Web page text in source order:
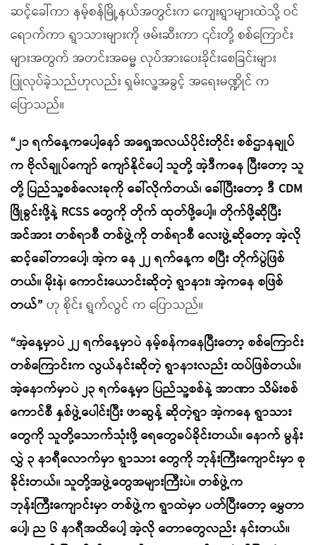
ဆင့်ခေါ်ကာ နမ့်စန်မြို့နယ်အတွင်းက ကျေးရွာများထဲသို့ ဝင်
ရောက်ကာ ရွာသားများကို ဖမ်းဆီးကာ ၎င်းတို့ စစ်ကြောင်း
များအတွက် အတင်းအဓမ္မ လုပ်အားပေးခိုင်းစေခြင်းများ
ပြုလုပ်ခဲ့သည်ဟုလည်း ရှမ်းလူ့အခွင့် အရေးမဏ္ဍိုင် က
ပြောသည်။
“၂၁ ရက်နေ့ကပေါ့နော် အရှေ့အလယ်ပိုင်းတိုင်း စစ်ဌာနချုပ်
က ဗိုလ်ချုပ်ကျော် ကျော်နိုင်ပေါ့ သူတို့ အဲ့ဒီကနေ ပြီးတော့ သူ
တို့ ပြည်သူ့စစ်လေးခုကို ခေါ်လိုက်တယ်၊ ခေါ်ပြီးတော့ ဒီ CDM
ဖြိုခွင်းဖို့နဲ့ RCSS တွေကို တိုက် ထုတ်ဖို့ပေါ့။ တိုက်ဖို့ဆိုပြီး
အင်အား တစ်ရာစီ တစ်ဖွဲ့ကို တစ်ရာစီ လေးဖွဲ့ဆိုတော့ အဲ့လို
ဆင့်ခေါ်တာပေါ့၊ အဲ့က နေ ၂၂ ရက်နေ့က စပြီး တိုက်ပွဲဖြစ်
တယ်။ မိုးနဲ၊ ကောင်းယောင်းဆိုတဲ့ ရွာနား၊ အဲ့ကနေ စဖြစ်
တယ်” ဟု စိုင်း ရွက်လွင် က ပြောသည်။
“အဲ့နေ့မှာပဲ ၂၂ ရက်နေ့မှာပဲ နမ့်စန်ကနေပြီးတော့ စစ်ကြောင်း
တစ်ကြောင်းက လွယ်နင်းဆိုတဲ့ ရွာနားလည်း ထပ်ဖြစ်တယ်။
အဲ့နောက်မှာပဲ ၂၃ ရက်နေ့မှာ ပြည်သူ့စစ်နဲ့ အာဏာ သိမ်းစစ်
ကောင်စီ နှစ်ဖွဲ့ပေါင်းပြီး ဖာဆွန့် ဆိုတဲ့ရွာ အဲ့ကနေ ရွာသား
တွေကို သူတို့သောက်သုံးဖို့ ရေတွေခပ်ခိုင်းတယ်။ နောက် မွန်း
လွှဲ ၃ နာရီလောက်မှာ ရွာသား တွေကို ဘုန်းကြီးကျောင်းမှာ စု
ခိုင်းတယ်။ သူတို့အဖွဲ့တွေအများကြီးပဲ။ တစ်ဖွဲ့က
ဘုန်းကြီးကျောင်းမှာ တစ်ဖွဲ့က ရွာထဲမှာ ပတ်ပြီးတော့ မွှေတာ
ပေါ့၊ ည ၆ နာရီအထိပေါ့ အဲ့လို တောတွေလည်း နင်းတယ်။